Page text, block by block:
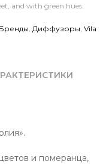
and with green hues.
Бренды Диффузоры Vila
и померанца,